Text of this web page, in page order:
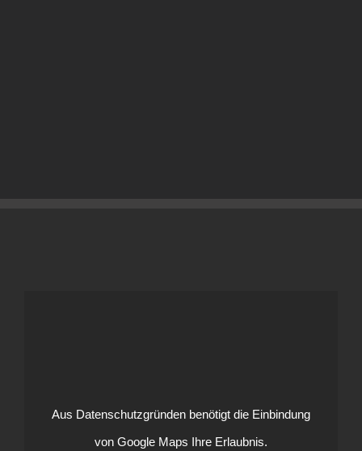
Aus Datenschutzgründen benötigt die Einbindung
von Google Maps Ihre Erlaubnis.